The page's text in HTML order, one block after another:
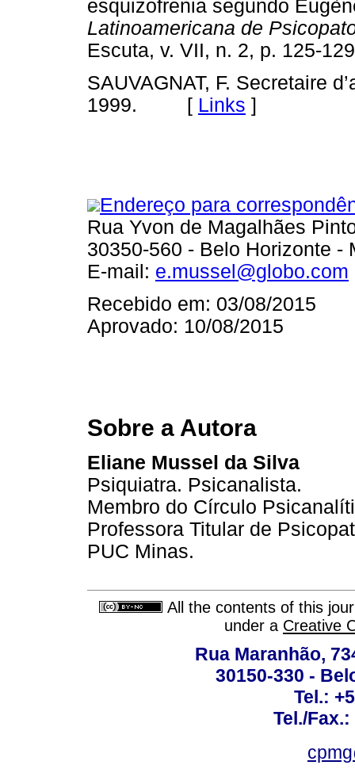
esquizofrenia segundo
Latinoamericana de
Escuta, v. VII, n. 2, p.
SAUVAGNAT, F. Secretaire
1999. [ Links ]
Endereço para
Rua Yvon de Magalhães
30350-560 - Belo Horizonte -
E-mail: e.mussel@globo.com
Recebido em: 03/08/2015
Aprovado: 10/08/2015
Sobre a Autora
Eliane Mussel da Silva
Psiquiatra. Psicanalista.
Membro do Círculo
Professora Titular de
PUC Minas.
All the contents of this
under a Creative
Rua Maranhão,
30150-330 -
Tel.:
Tel./Fax.: